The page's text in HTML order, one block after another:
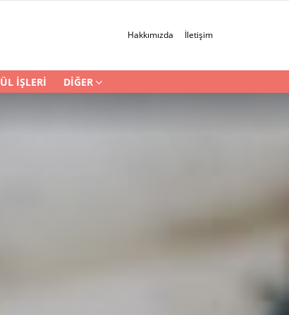
Hakkımızda İletişim
İŞLERI DIĞER